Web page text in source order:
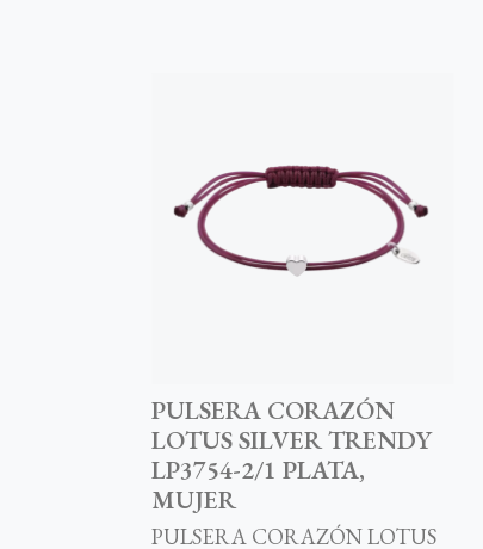
PULSERA CORAZÓN
LOTUS SILVER TRENDY
LP3754-2/1 PLATA,
MUJER
PULSERA CORAZÓN LOTUS